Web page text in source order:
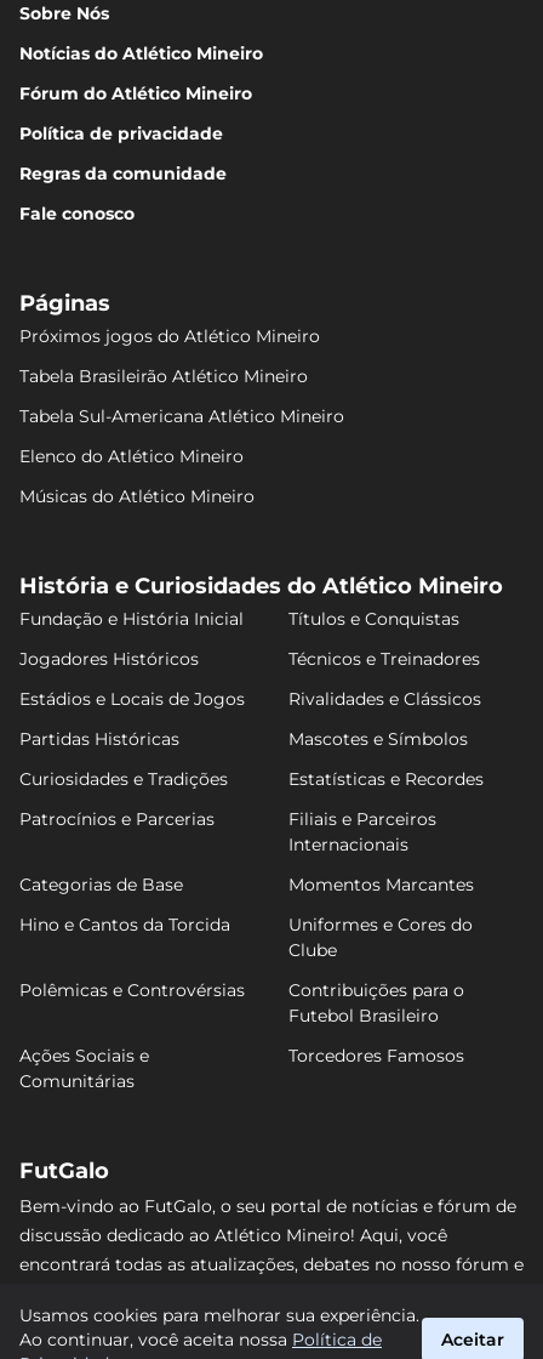
Sobre Nós
Notícias do Atlético Mineiro
Fórum do Atlético Mineiro
Política de privacidade
Regras da comunidade
Fale conosco
Páginas
Próximos jogos do Atlético Mineiro
Tabela Brasileirão Atlético Mineiro
Tabela Sul-Americana Atlético Mineiro
Elenco do Atlético Mineiro
Músicas do Atlético Mineiro
História e Curiosidades do Atlético Mineiro
Fundação e História Inicial
Títulos e Conquistas
Jogadores Históricos
Técnicos e Treinadores
Estádios e Locais de Jogos
Rivalidades e Clássicos
Partidas Históricas
Mascotes e Símbolos
Curiosidades e Tradições
Estatísticas e Recordes
Patrocínios e Parcerias
Filiais e Parceiros
Internacionais
Categorias de Base
Momentos Marcantes
Hino e Cantos da Torcida
Uniformes e Cores do
Clube
Polêmicas e Controvérsias
Contribuições para o
Futebol Brasileiro
Ações Sociais e
Comunitárias
Torcedores Famosos
FutGalo
Bem-vindo ao FutGalo, o seu portal de notícias e fórum de
discussão dedicado ao Atlético Mineiro! Aqui, você
encontrará todas as atualizações, debates no nosso fórum e
e junte-se à comunidade alvinegra mais vibrante da
internet! #AtléticoMineiro #FutGalo
Usamos cookies para melhorar sua experiência.
Ao continuar, você aceita nossa Política de
Aceitar